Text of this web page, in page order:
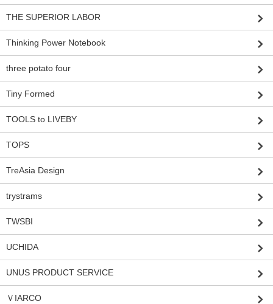
THE SUPERIOR LABOR
Thinking Power Notebook
three potato four
Tiny Formed
TOOLS to LIVEBY
TOPS
TreAsia Design
trystrams
TWSBI
UCHIDA
UNUS PRODUCT SERVICE
ＶIARCO